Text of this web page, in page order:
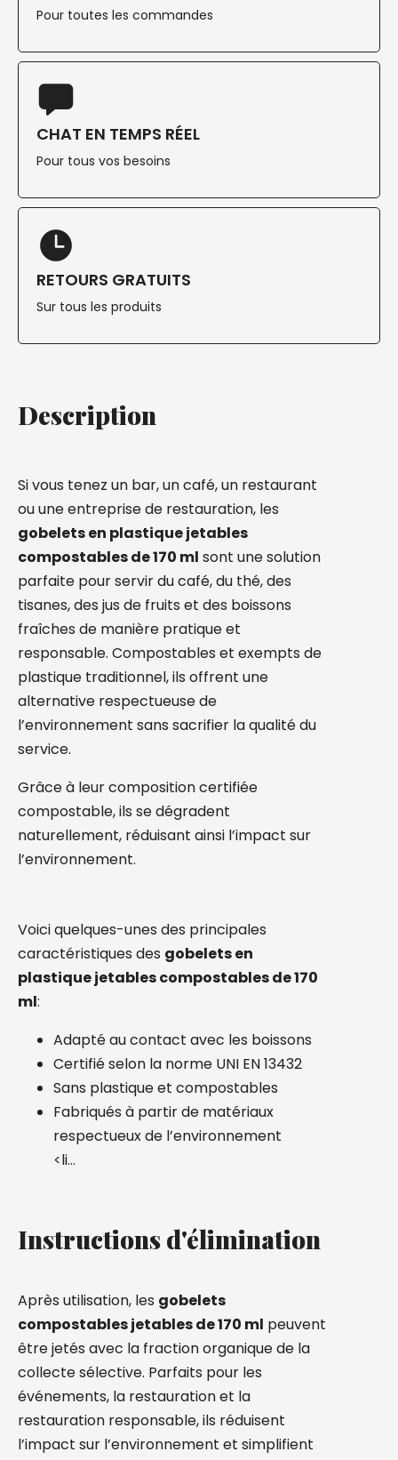
Pour toutes les commandes
CHAT EN TEMPS RÉEL
Pour tous vos besoins
RETOURS GRATUITS
Sur tous les produits
Description
Si vous tenez un bar, un café, un restaurant
ou une entreprise de restauration, les
gobelets en plastique jetables
compostables de 170 ml sont une solution
parfaite pour servir du café, du thé, des
tisanes, des jus de fruits et des boissons
fraîches de manière pratique et
responsable. Compostables et exempts de
plastique traditionnel, ils offrent une
alternative respectueuse de
l’environnement sans sacrifier la qualité du
service.
Grâce à leur composition certifiée
compostable, ils se dégradent
naturellement, réduisant ainsi l’impact sur
l’environnement.
Voici quelques-unes des principales
caractéristiques des gobelets en
plastique jetables compostables de 170
ml:
Adapté au contact avec les boissons
Certifié selon la norme UNI EN 13432
Sans plastiqueet compostables
Fabriqués à partir de matériaux
respectueux de l’environnement
<li…
Instructions d'élimination
Après utilisation, les gobelets
compostables jetables de 170 ml peuvent
être jetés avec la fraction organique de la
collecte sélective. Parfaits pour les
événements, la restauration et la
restauration responsable, ils réduisent
l’impact sur l’environnement et simplifient